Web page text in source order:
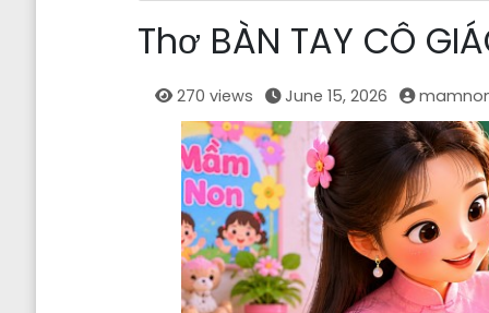
Thơ BÀN TAY CÔ
270 views June 15, 2026